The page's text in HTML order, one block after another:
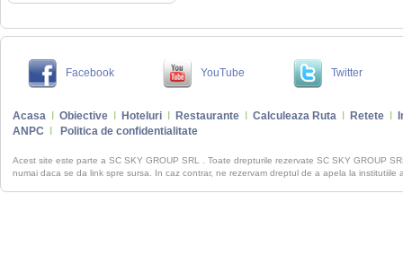
Facebook YouTube Twitter
Acasa Obiective Hoteluri Restaurante Calculeaza Ruta Retete
ANPC
Politica de confidentialitate
Acest site este parte a SC SKY GROUP SRL . Toate drepturile rezervate SC SKY GROUP
numai daca se da link spre sursa. In caz contrar, ne rezervam dreptul de a apela la institutiile